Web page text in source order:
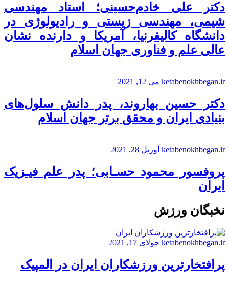
دکتر علی خادم‌حسینی؛ استاد مهندسی
شیمی، مهندسی زیستی و رادیولوژی در
دانشگاه کالیفرنیا، آمریکا و دارنده نشان
عالی علم و فناوری جهان اسلام
ketabenokhbegan.ir می 12, 2021
دکتر حسین بهاروند، پدر دانش سلول‌های
بنیادی ایران و محقق برتر جهان اسلام
ketabenokhbegan.ir آوریل 28, 2021
پروفسور محمود حسـابی؛ پدر علم فیـزیک
ایران
نخبگان ورزش
ketabenokhbegan.ir جولای 17, 2021
پرافتخارترین ورزشکاران ایران در المپیک